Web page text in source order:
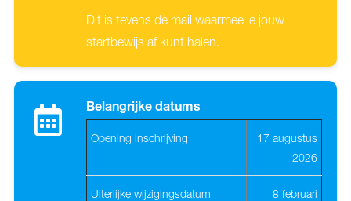
Dit is tevens de mail waarmee je jouw
startbewijs af kunt halen.
Belangrijke datums
Opening inschrijving
17 augustus
2026
Uiterlijke wijzigingsdatum
8 februari